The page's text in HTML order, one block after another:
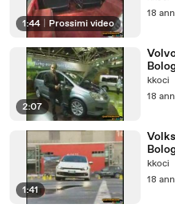
1:44 Prossimi video
18
2:07
Volvo V50 Trifuel Zafira
kkoci
18
1:41
kkoci
18